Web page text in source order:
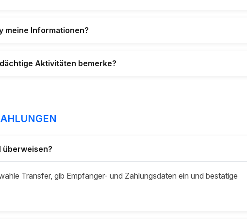
meine Informationen?
Aktivitäten bemerke?
überweisen?
Transfer, gib Empfänger- und Zahlungsdaten ein und bestätige